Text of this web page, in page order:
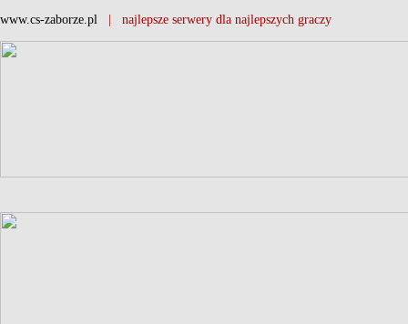
www.cs-zaborze.pl | najlepsze serwery dla najlepszych graczy